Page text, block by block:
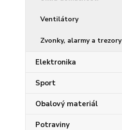
Ventilátory
Zvonky, alarmy a trezory
Elektronika
Sport
Obalový materiál
Potraviny